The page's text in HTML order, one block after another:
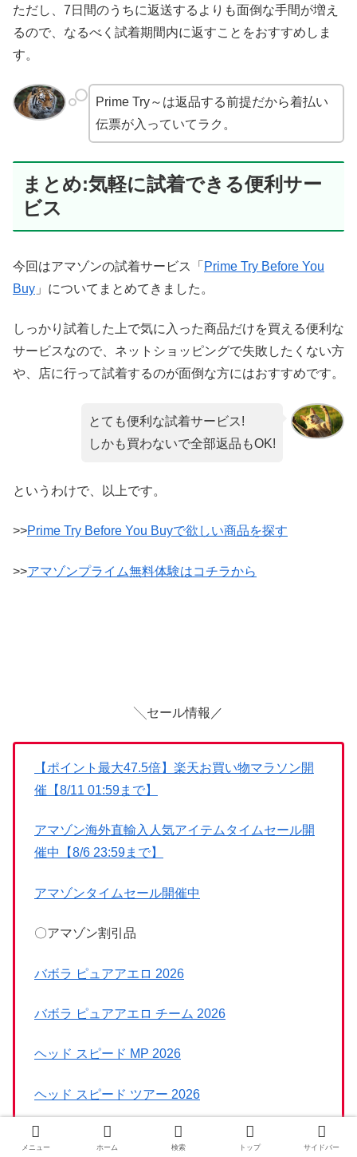
ただし、7日間のうちに返送するよりも面倒な手間が増え
るので、なるべく試着期間内に返すことをおすすめしま
す。
Prime Try～は返品する前提だから着払い
伝票が入っていてラク。
まとめ:気軽に試着できる便利サー
ビス
今回はアマゾンの試着サービス「 Prime Try Before You
Buy 」についてまとめてきました。
しっかり試着した上で気に入った商品だけを買える便利な
サービスなので、ネットショッピングで失敗したくない方
や、店に行って試着するのが面倒な方にはおすすめです。
とても便利な試着サービス!
しかも買わないで全部返品もOK!
というわけで、以上です。
>>Prime Try Before You Buyで欲しい商品を探す
>>アマゾンプライム無料体験はコチラから
╲セール情報／
【ポイント最大47.5倍】楽天お買い物マラソン開
催【8/11 01:59まで】
アマゾン海外直輸入人気アイテムタイムセール開
催中【8/6 23:59まで】
アマゾンタイムセール開催中
〇アマゾン割引品
バボラ ピュアアエロ 2026
バボラ ピュアアエロ チーム 2026
ヘッド スピード MP 2026
ヘッド スピード ツアー 2026
ヘッド ブーン プロ 2024
メニュー ホーム 検索 トップ サイドバー